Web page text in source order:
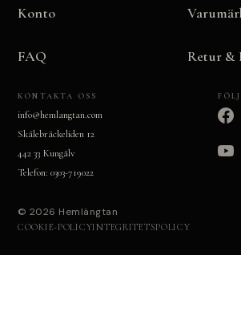
Konto
FAQ Retur &
KONTAKTA OSS
info@hemlangtan.com
Skälebräckeliden 12
442 33 Kungälv
Telefon: 0303-719022
© 2026 Hemlängtan
COOKIE-POLICYINTEGRITETSPOLICY